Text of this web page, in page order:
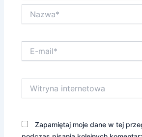
mail*
internetowa
Zapamiętaj moje dane w tej